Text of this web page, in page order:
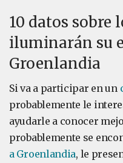
10 datos sobre
iluminarán su
Groenlandia
Si va a participar en un
probablemente le
ayudarle a conocer
probablemente se
a Groenlandia, le